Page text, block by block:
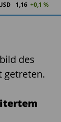
1,16 +0,1 %
des
getreten.